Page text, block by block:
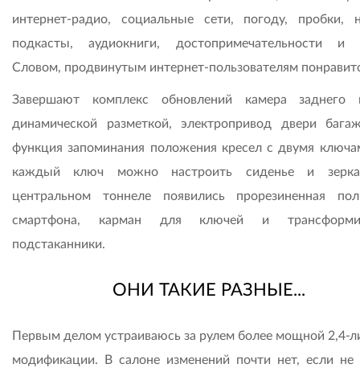
интернет-радио, социальные сети, погоду, пробки,
подкасты, аудиокниги, достопримечательности и
Словом, продвинутым интернет-пользователям
Завершают комплекс обновлений камера заднего
динамической разметкой, электропривод двери
функция запоминания положения кресел с двумя
каждый ключ можно настроить сиденье и
центральном тоннеле появились прорезиненная
смартфона, карман для ключей и
подстаканники.
ОНИ ТАКИЕ РАЗНЫЕ...
Первым делом устраиваюсь за рулем более мощной 2,4-
модификации. В салоне изменений почти нет, если не